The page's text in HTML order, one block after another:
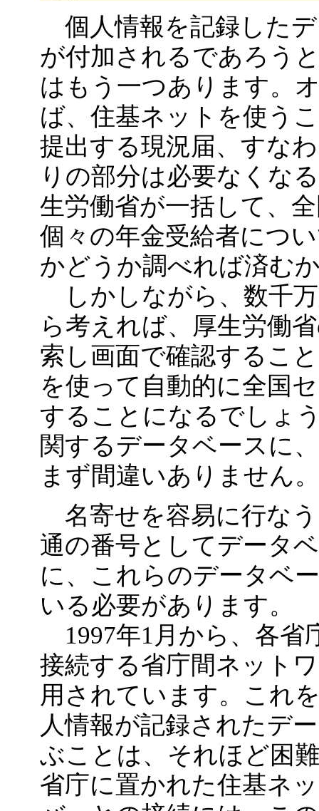
個人情報を記録した
が付加されるであろう
はもう一つあります。
ば、住基ネットを使う
提出する現況届、すな
りの部分は必要なくな
生労働省が一括して、
個々の年金受給者につ
かどうか調べれば済む
しかしながら、数千
ら考えれば、厚生労働
索し画面で確認するこ
を使って自動的に全国
することになるでしょ
関するデータベースに
まず間違いありません
名寄せを容易に行な
通の番号としてデータ
に、これらのデータベ
いる必要があります。
1997年1月から、各省
接続する省庁間ネット
用されています。これ
人情報が記録されたデ
ぶことは、それほど困
省庁に置かれた住基ネ